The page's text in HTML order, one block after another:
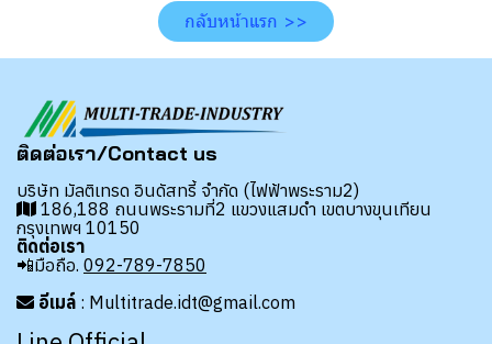
กลับหน้าแรก >>
ติดต่อเรา/Contact us
บริษัท มัลติเทรด อินดัสทรี้ จำกัด (ไฟฟ้าพระราม2)
186,188 ถนนพระรามที่2 แขวงแสมดำ เขตบางขุนเทียน
กรุงเทพฯ 10150
ติดต่อเรา
📲มือถือ. 092-789-7850
อีเมล์ : Multitrade.idt@gmail.com